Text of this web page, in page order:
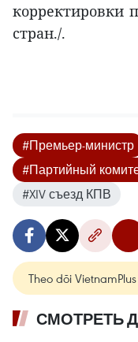
корректировки
стран./.
#Премьер-министр
#Партийный
#XIV съезд КПВ
Theo dõi VietnamPlus
СМОТРЕТЬ